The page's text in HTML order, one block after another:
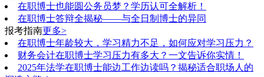
在职博士也能圆公务员梦？学历认可全解析！
在职博士答辩全揭秘——与全日制博士的异同
报考指南更多>
在职博士年龄较大，学习精力不足，如何应对学习压力？
财务会计在职博士学习压力有多大？一文告诉你实情！
2025年法学在职博士能边工作边读吗？揭秘适合职场人的